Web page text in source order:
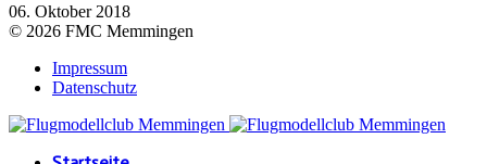
06. Oktober 2018
© 2026 FMC Memmingen
Impressum
Datenschutz